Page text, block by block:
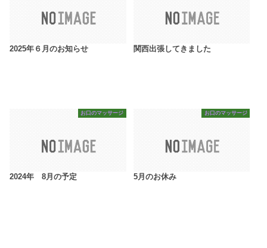
2025年６月のお知らせ 関西出張してきました
お口のマッサージ
2024年 8月の予定
お口のマッサージ
5月のお休み